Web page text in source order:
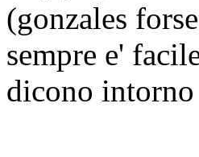
(gonzales
sempre e'
dicono intorno